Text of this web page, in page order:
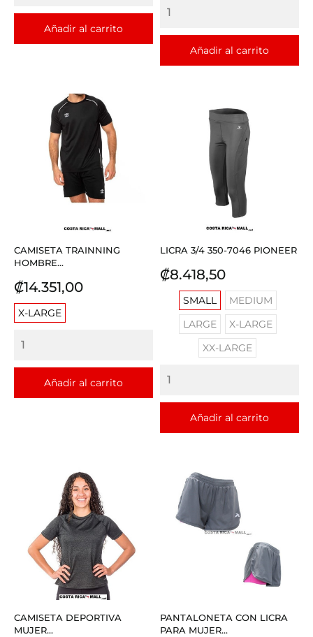
Añadir al carrito
Añadir al carrito
CAMISETA TRAINNING
HOMBRE...
Precio
₡14.351,00
X-LARGE
Añadir al carrito
LICRA 3/4 350-7046 PIONEER
Precio
₡8.418,50
SMALL
MEDIUM
LARGE
X-LARGE
XX-LARGE
Añadir al carrito
CAMISETA DEPORTIVA
MUJER...
PANTALONETA CON LICRA
PARA MUJER...